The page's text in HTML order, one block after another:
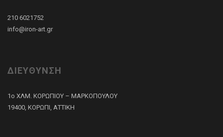
210 6021752
info@iron-art.gr
ΔΙΕΥΘΥΝΣΗ
1ο ΧΛΜ. ΚΟΡΩΠΙΟΥ – ΜΑΡΚΟΠΟΥΛΟΥ
19400, ΚΟΡΩΠΙ, ΑΤΤΙΚΗ